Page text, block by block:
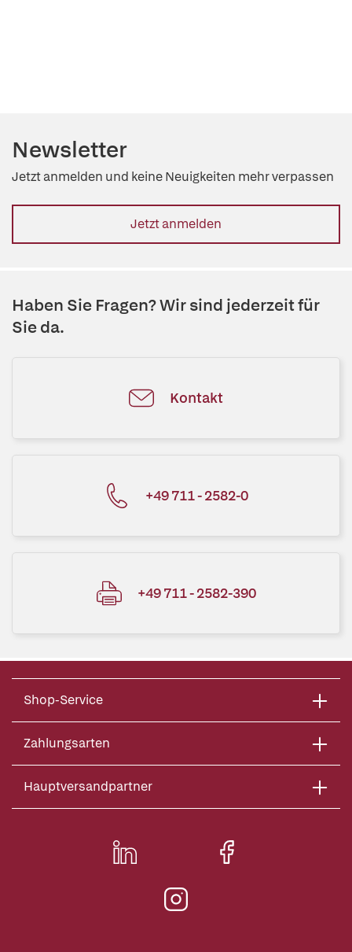
Newsletter
Jetzt anmelden und keine Neuigkeiten mehr verpassen
Jetzt anmelden
Haben Sie Fragen? Wir sind jederzeit für
Sie da.
Kontakt
+49 711 - 2582-0
+49 711 - 2582-390
Shop-Service
Zahlungsarten
Hauptversandpartner